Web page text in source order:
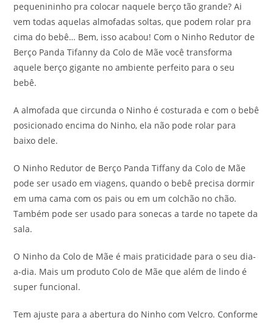
pequenininho pra colocar naquele berço tão grande? Ai
vem todas aquelas almofadas soltas, que podem rolar pra
cima do bebê… Bem, isso acabou! Com o Ninho Redutor de
Berço Panda Tifanny da Colo de Mãe você transforma
aquele berço gigante no ambiente perfeito para o seu
bebê.
A almofada que circunda o Ninho é costurada e com o bebê
posicionado encima do Ninho, ela não pode rolar para
baixo dele.
O Ninho Redutor de Berço Panda Tiffany da Colo de Mãe
pode ser usado em viagens, quando o bebê precisa dormir
em uma cama com os pais ou em um colchão no chão.
Também pode ser usado para sonecas a tarde no tapete da
sala.
O Ninho da Colo de Mãe é mais praticidade para o seu dia-
a-dia. Mais um produto Colo de Mãe que além de lindo é
super funcional.
Tem ajuste para a abertura do Ninho com Velcro. Conforme